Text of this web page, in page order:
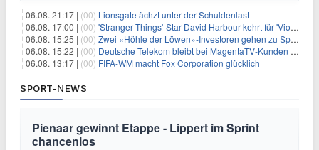
06.08. 21:17 | (00) Lionsgate ächzt unter der Schuldenlast
06.08. 17:00 | (00) 'Stranger Things'-Star David Harbour kehrt für 'Violent Night 2' zurück – Kristen Bell stößt zur Besetzung
06.08. 15:25 | (00) Zwei «Höhle der Löwen»-Investoren gehen zu Springer
06.08. 15:22 | (00) Deutsche Telekom bleibt bei MagentaTV-Kunden vage
06.08. 13:17 | (00) FIFA-WM macht Fox Corporation glücklich
SPORT-NEWS
Pienaar gewinnt Etappe - Lippert im Sprint
chancenlos